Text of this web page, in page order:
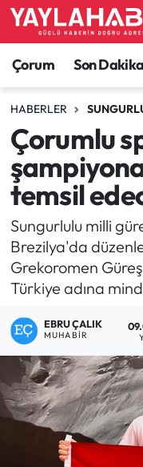
Çorum Son Dakika
HABERLER
Çorumlu
temsil
Sungurlulu milli
Brezilya'da
Grekoromen
Türkiye adına
EBRU ÇALIK
MUHABIR
Alaca Haberleri
Bayat Haberleri
Bilgi - Keşfet
Bilim ve
Boğazkale
Çorum
Eğitim
Ekonomi
Çorum Nöbetçi
Çorum Hava
Çorum Namaz
Çorum Trafik
TFF 1.Lig Puan
Tüm Manşetler